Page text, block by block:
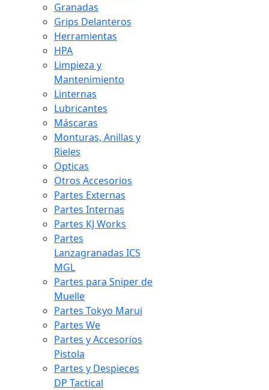
Granadas
Grips Delanteros
Herramientas
HPA
Limpieza y
Mantenimiento
Linternas
Lubricantes
Máscaras
Monturas, Anillas y
Rieles
Opticas
Otros Accesorios
Partes Externas
Partes Internas
Partes KJ Works
Partes
Lanzagranadas ICS
MGL
Partes para Sniper de
Muelle
Partes Tokyo Marui
Partes We
Partes y Accesorios
Pistola
Partes y Despieces
DP Tactical